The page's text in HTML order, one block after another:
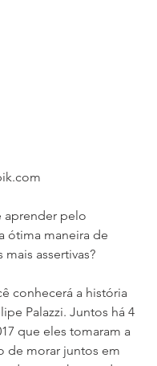
aprender pelo
ótima maneira de
assertivas?
conhecerá a história
Palazzi. Juntos há 4
que eles tomaram a
de morar juntos em